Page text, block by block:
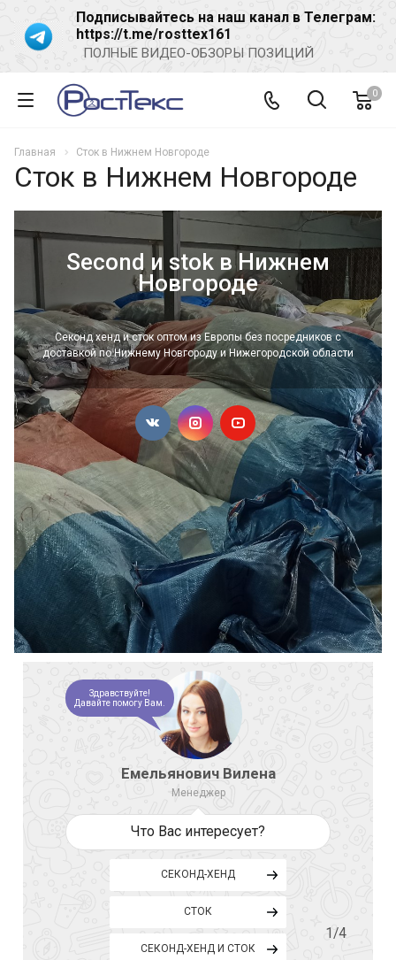
Подписывайтесь на наш канал в Телеграм:
https://t.me/rosttex161
ПОЛНЫЕ ВИДЕО-ОБЗОРЫ ПОЗИЦИЙ
0
Главная Сток в Нижнем Новгороде
Сток в Нижнем Новгороде
Second и stok в Нижнем
Новгороде
Секонд хенд и сток оптом из Европы без посредников с
доставкой по Нижнему Новгороду и Нижегородской области
Емельянович Вилена
Менеджер
Здравствуйте!
Давайте помогу Вам.
Что Вас интересует?
1/4
СЕКОНД-ХЕНД
СТОК
СЕКОНД-ХЕНД И СТОК